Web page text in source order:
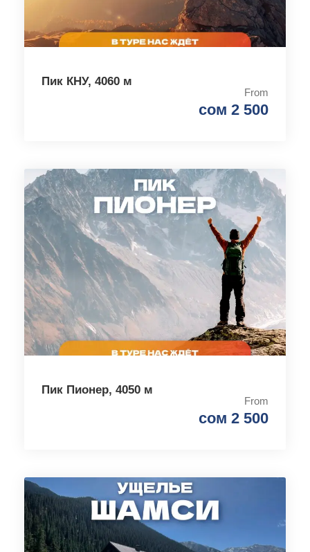
Пик КНУ, 4060 м
From
сом 2 500
Пик Пионер, 4050 м
From
сом 2 500